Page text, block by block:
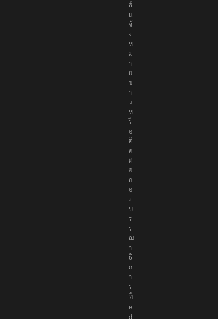
ธ์
แ
จ้
ง
ห
ม
า
ย
ข่
า
ว
ห
รื
อ
ติ
ด
ต่
อ
ก
อ
ง
บ
ร
ร
ณ
า
ธิ
ก
า
ร
ที่
e
d